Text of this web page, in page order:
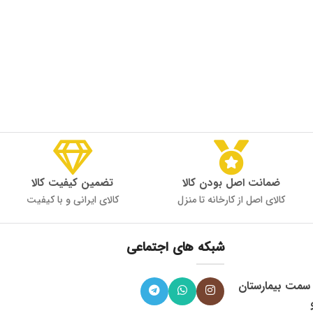
ضمانت اصل بودن کالا
کالای اصل از کارخانه تا منزل
تضمین کیفیت کالا
کالای ایرانی و با کیفیت
، میدان 9 دی به سمت بیمارستان
شبکه های اجتماعی